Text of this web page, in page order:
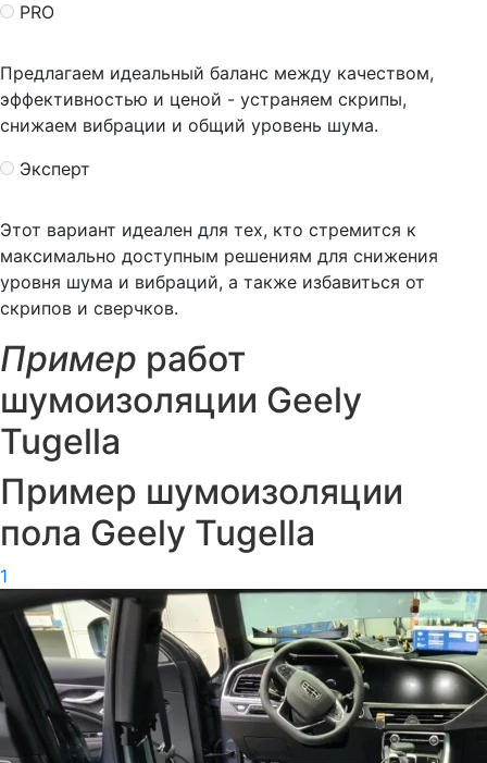
PRO
Предлагаем идеальный баланс между качеством,
эффективностью и ценой - устраняем скрипы,
снижаем вибрации и общий уровень шума.
Эксперт
Этот вариант идеален для тех, кто стремится к
максимально доступным решениям для снижения
уровня шума и вибраций, а также избавиться от
скрипов и сверчков.
Пример работ
шумоизоляции Geely
Tugella
Пример шумоизоляции
пола Geely Tugella
1